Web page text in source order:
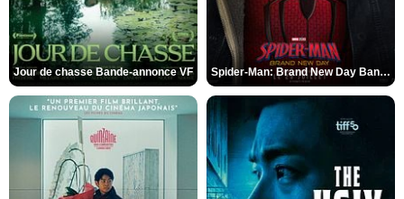
Jour de chasse Bande-annonce VF Spider-Man: Brand New Day Bande-annonce (3) VO STFR